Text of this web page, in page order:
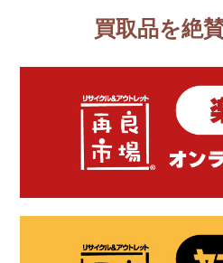
買取品を絶